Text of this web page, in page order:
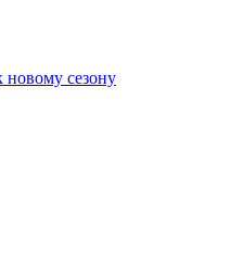
новому сезону